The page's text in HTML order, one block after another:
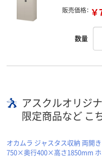
販売価格：
数量
アスクルオリジナ
限定商品など こ
オカムラ ジャスタス収納 両開き
750×奥行400×高さ1850mm ホ